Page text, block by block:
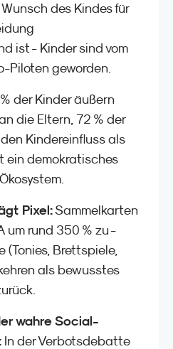
des Kindes für
ist - Kinder sind vom
Piloten geworden.
der Kinder äußern
die Eltern, 72 % der
Kindereinfluss als
ein demokratisches
Pixel:Sammelkarten
um rund 350 % zu -
(Tonies, Brettspiele,
als bewusstes
wahre Social-
In der Verbotsdebatte